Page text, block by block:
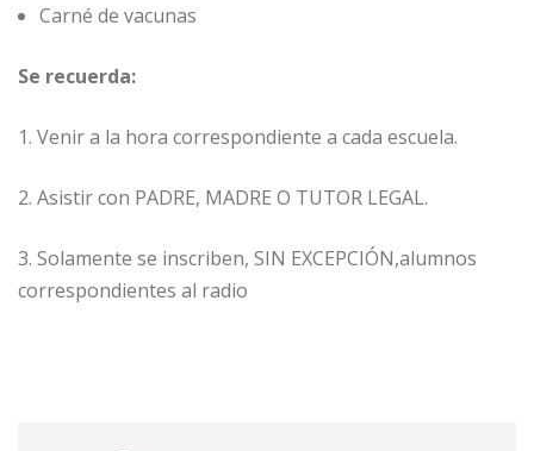
Carné de vacunas
Se recuerda:
1. Venir a la hora correspondiente a cada escuela.
2. Asistir con PADRE, MADRE O TUTOR LEGAL.
3. Solamente se inscriben, SIN EXCEPCIÓN,alumnos
correspondientes al radio